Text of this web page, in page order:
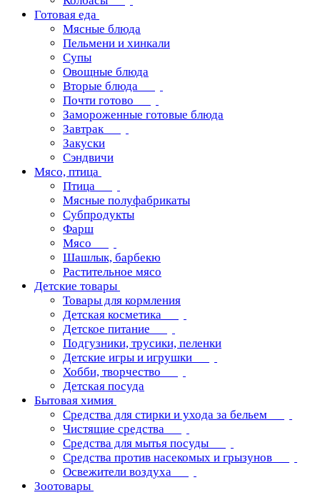
Готовая еда
Мясные блюда
Пельмени и хинкали
Супы
Овощные блюда
Вторые блюда
Почти готово
Замороженные готовые блюда
Завтрак
Закуски
Сэндвичи
Мясо, птица
Птица
Мясные полуфабрикаты
Субпродукты
Фарш
Мясо
Шашлык, барбекю
Растительное мясо
Детские товары
Товары для кормления
Детская косметика
Детское питание
Подгузники, трусики, пеленки
Детские игры и игрушки
Хобби, творчество
Детская посуда
Бытовая химия
Средства для стирки и ухода за бельем
Чистящие средства
Средства для мытья посуды
Средства против насекомых и грызунов
Освежители воздуха
Зоотовары